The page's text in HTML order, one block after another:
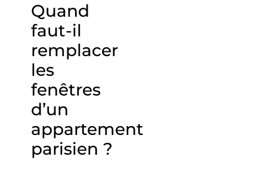
Quand
faut-il
remplacer
les
fenêtres
d’un
appartement
parisien ?